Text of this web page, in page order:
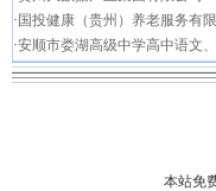
· 国投健康（贵州）养老服务有限
·安顺市娄湖高级中学高中语文、
本站免